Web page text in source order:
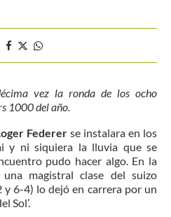
vez la ronda de los ocho
1000 del año.
Federerse instalara en los
y ni siquiera la lluvia que se
pudo hacer algo. En la
magistral clase del suizo
6-4) lo dejó en carrera por un
Sol’.